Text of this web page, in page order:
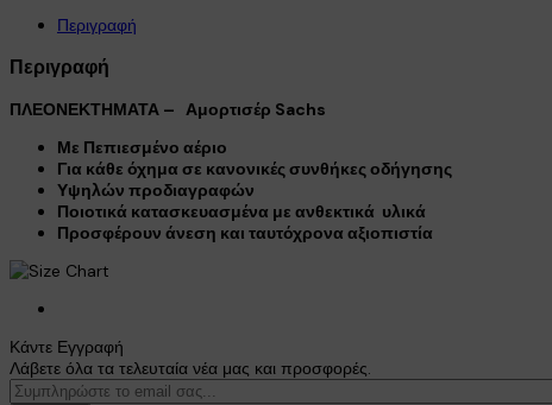
Περιγραφή
Περιγραφή
ΠΛΕΟΝΕΚΤΗΜΑΤΑ – Αμορτισέρ Sachs
Με Πεπιεσμένο αέριο
Για κάθε όχημα σε κανονικές συνθήκες οδήγησης
Υψηλών προδιαγραφών
Ποιοτικά κατασκευασμένα με ανθεκτικά υλικά
Προσφέρουν άνεση και ταυτόχρονα αξιοπιστία
Κάντε Εγγραφή
Λάβετε όλα τα τελευταία νέα μας και προσφορές.